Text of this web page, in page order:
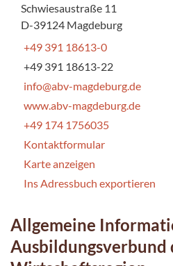
Schwiesaustraße 11
D-39124 Magdeburg
+49 391 18613-0
+49 391 18613-22
info@abv-magdeburg.de
www.abv-magdeburg.de
+49 174 1756035
Kontaktformular
Karte anzeigen
Ins Adressbuch exportieren
Allgemeine
Ausbildungsverbund